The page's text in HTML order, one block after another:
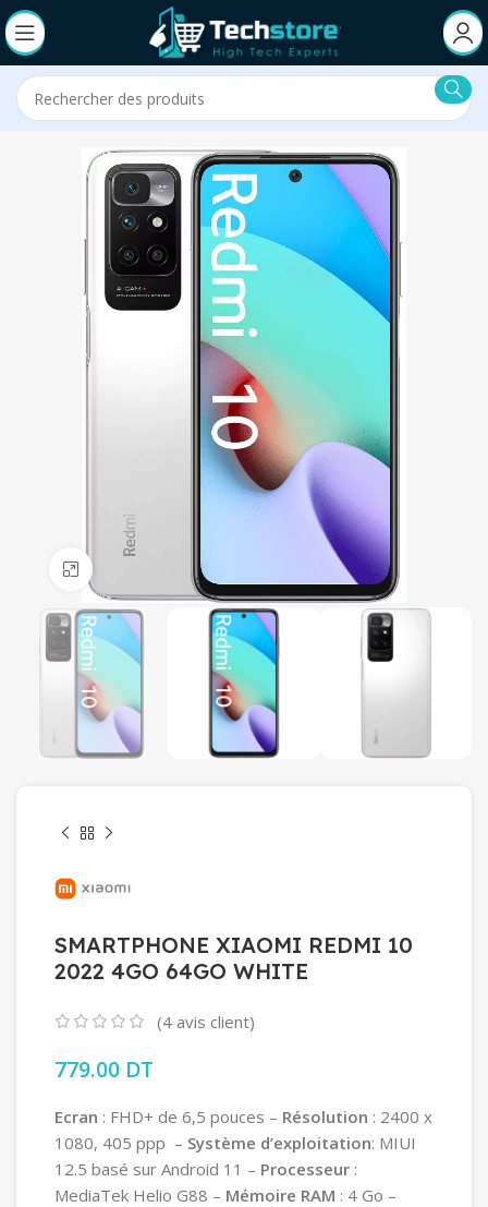
Click to enlarge
SMARTPHONE XIAOMI REDMI 10
2022 4GO 64GO WHITE
(4 avis client)
779.00 DT
Ecran : FHD+ de 6,5 pouces – Résolution : 2400 x
1080, 405 ppp – Système d’exploitation: MIUI
12.5 basé sur Android 11 – Processeur :
MediaTek Helio G88 – Mémoire RAM : 4 Go –